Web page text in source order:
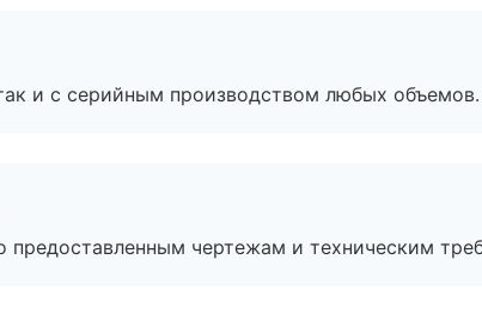
и с серийным производством любых объемов.
чертежам и техническим